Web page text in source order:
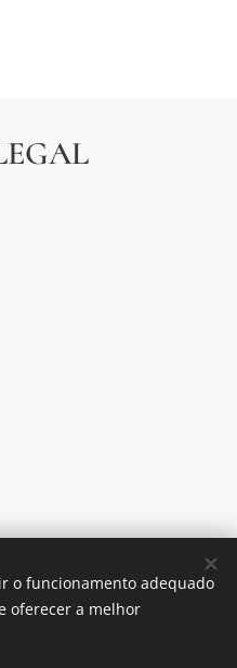
o funcionamento adequado
oferecer a melhor